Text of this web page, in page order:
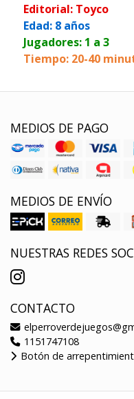
Editorial: Toyco
Edad: 8 años
Jugadores: 1 a 3
Tiempo: 20-40
MEDIOS DE PAGO
MEDIOS DE ENVÍO
NUESTRAS REDES
CONTACTO
1151747108
Botón de